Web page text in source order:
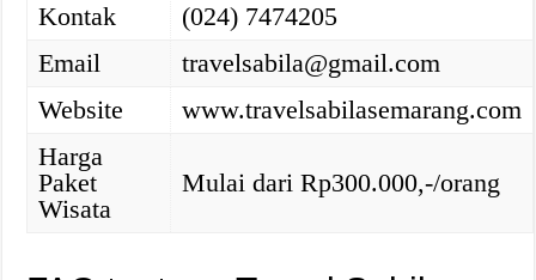
Kontak
(024) 7474205
Email
travelsabila@gmail.com
Website
www.travelsabilasemarang.com
Harga
Paket
Wisata
Mulai dari Rp300.000,-/orang